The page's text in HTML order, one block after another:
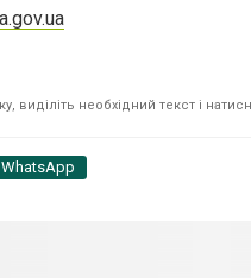
виділіть необхідний текст і
WhatsApp